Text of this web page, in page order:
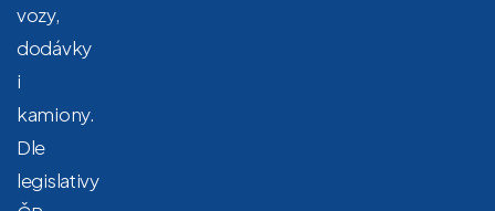
vozy,
dodávky
i
kamiony.
Dle
legislativy